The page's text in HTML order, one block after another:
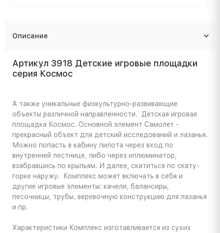
Описание
Артикул 3918 Детские игровые площадки
серия Космос
А также уникальные физкультурно-развивающие
объекты различной направленности. Детская игровая
площадка Космос. Основной элемент Самолет -
прекрасный объект для детский исследований и лазанья.
Можно попасть в кабину пилота через вход по
внутренней лестнице, либо через иллюминатор,
взабравшись по крыльям. И далее, скатиться по скату-
горке наружу. Комплекс может включать в себя и
другие игровые элементы: качели, балансиры,
песочницы, трубы, веревочную конструкцию для лазанья
и пр.
Характеристики Комплекс изготавливается из сухих